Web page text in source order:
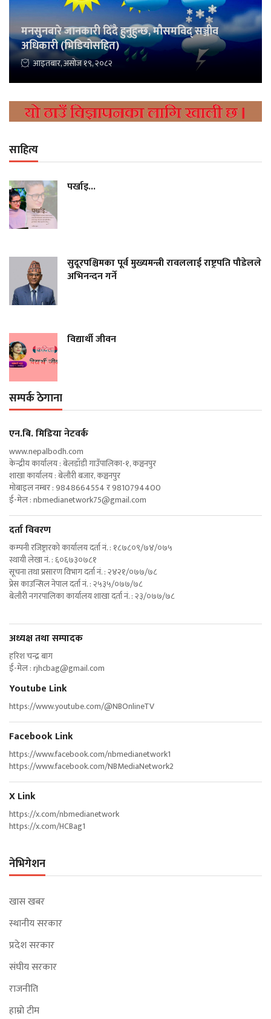
मनसुनबारे जानकारी दिँदै हुनुहुन्छ, मौसमविद् सञ्जीव
अधिकारी (भिडियोसहित)
आइतबार, असोज १९, २०८२
साहित्य
पर्खाइ...
सुदूरपश्चिमका पूर्व मुख्यमन्त्री रावललाई राष्ट्रपति पौडेलले
अभिनन्दन गर्ने
विद्यार्थी जीवन
सम्पर्क ठेगाना
एन‍.बि. मिडिया नेटवर्क
www.nepalbodh.com
केन्द्रीय कार्यालय : बेलडाँडी गाउँपालिका-१, कञ्चनपुर
शाखा कार्यालय : बेलौरी बजार, कञ्चनपुर
मोबाइल नम्बर : 9848664554 र 9810794400
ई-मेल :nbmedianetwork75@gmail.com
दर्ता विवरण
कम्पनी रजिष्ट्रारको कार्यालय दर्ता नं. : १८७८०९/७४/०७५
स्थायी लेखा नं. : ६०६७३०७८१
सूचना तथा प्रसारण विभाग दर्ता नं. : २४२१/०७७/७८
प्रेस काउन्सिल नेपाल दर्ता नं. : २५३५/०७७/७८
बेलौरी नगरपालिका कार्यालय शाखा दर्ता नं. : २३/०७७/७८
अध्यक्ष तथा सम्पादक
हरिश चन्द्र बाग
ई-मेल :rjhcbag@gmail.com
Youtube Link
https://www.youtube.com/@NBOnlineTV
Facebook Link
https://www.facebook.com/nbmedianetwork1
https://www.facebook.com/NBMediaNetwork2
X Link
https://x.com/nbmedianetwork
https://x.com/HCBag1
नेभिगेशन
खास खबर
स्थानीय सरकार
प्रदेश सरकार
संघीय सरकार
राजनीति
हाम्रो टीम